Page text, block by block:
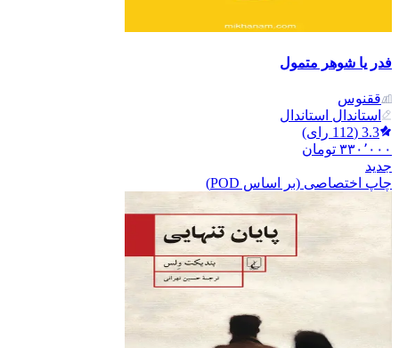
فدر یا شوهر متمول
ققنوس
استاندال استاندال
3.3
(
112 رای)
۳۳۰٬۰۰۰ تومان
جدید
چاپ اختصاصی (بر اساس POD)